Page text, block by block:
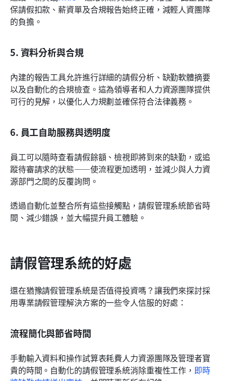
保請假扣款、薪資單及合規報告始終正確，減輕人資團隊
的負擔。
5. 資料分析與合規
內建的報告工具允許進行詳細的請假分析、缺勤軟體摘要
以及自動化的合規檢查。這為領導者和人力資源團隊提供
可行的見解，以優化人力規劃並確保符合法律義務。
6. 員工自助服務與透明度
員工可以隨時查看請假餘額、檢視即將到來的缺勤，或追
蹤待審請求的狀態——使流程更加透明，並減少與人力資
源部門之間的反覆詢問。
透過自動化並整合所有這些接觸點，請假管理系統節省時
間、減少錯誤，並大幅提升員工體驗。
請假管理系統的好處
還在猶豫請假管理系統是否值得投資嗎？讓我們來探討採
用專業請假管理解決方案的一些令人信服的好處：
流程簡化與節省時間
手動輸入資料和操作試算表耗費人力資源團隊及管理者寶
貴的時間。自動化的請假管理系統消除重複性工作， 即時